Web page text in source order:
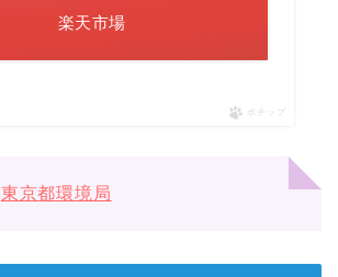
楽天市場
ポチップ
東京都環境局